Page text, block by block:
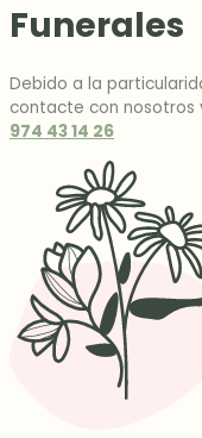
Funerales
Debido a la
contacte con nosotros
974 43 14 26